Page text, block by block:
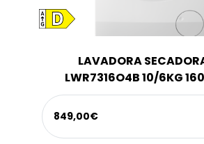
LAVADORA
LWR7316O4B 10/6KG
849,00€